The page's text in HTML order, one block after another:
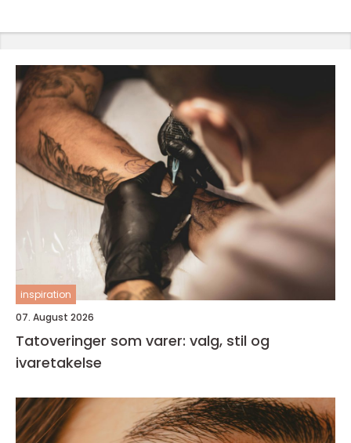
inspiration
07. August 2026
Tatoveringer som varer: valg, stil og
ivaretakelse